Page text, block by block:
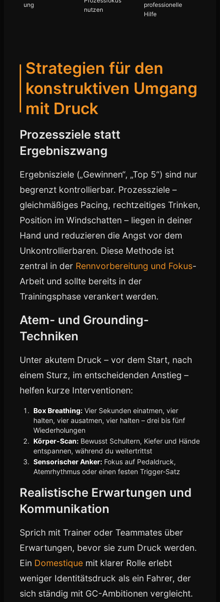
ung
nutzen
professionelle
Hilfe
Strategien für den
konstruktiven Umgang
mit Druck
Prozessziele statt
Ergebniszwang
Ergebnisziele („Gewinnen“, „Top 5“) sind nur
begrenzt kontrollierbar. Prozessziele –
gleichmäßiges Pacing, rechtzeitiges Trinken,
Position im Windschatten – liegen in deiner
Hand und reduzieren die Angst vor dem
Unkontrollierbaren. Diese Methode ist
zentral in der Rennvorbereitung und Fokus-
Arbeit und sollte bereits in der
Trainingsphase verankert werden.
Atem- und Grounding-
Techniken
Unter akutem Druck – vor dem Start, nach
einem Sturz, im entscheidenden Anstieg –
helfen kurze Interventionen:
Box Breathing: Vier Sekunden einatmen, vier
halten, vier ausatmen, vier halten – drei bis fünf
Wiederholungen
Körper-Scan: Bewusst Schultern, Kiefer und Hände
entspannen, während du weitertrittst
Sensorischer Anker: Fokus auf Pedaldruck,
Atemrhythmus oder einen festen Trigger-Satz
Realistische Erwartungen und
Kommunikation
Sprich mit Trainer oder Teammates über
Erwartungen, bevor sie zum Druck werden.
Ein Domestique mit klarer Rolle erlebt
weniger Identitätsdruck als ein Fahrer, der
sich ständig mit GC-Ambitionen vergleicht.